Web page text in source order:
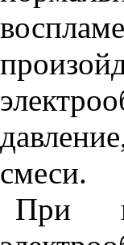
смеси.
При